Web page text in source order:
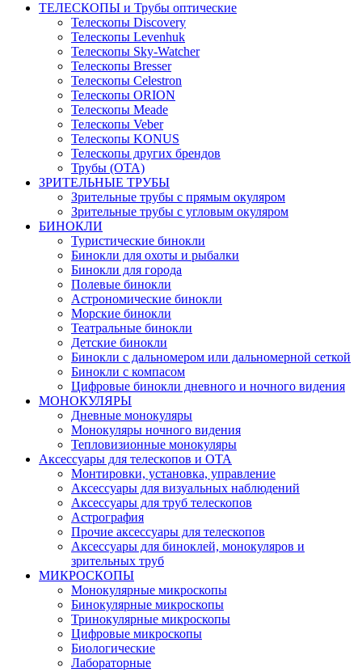
ТЕЛЕСКОПЫ и Трубы оптические
Телескопы Discovery
Телескопы Levenhuk
Телескопы Sky-Watcher
Телескопы Bresser
Телескопы Celestron
Телескопы ORION
Телескопы Meade
Телескопы Veber
Телескопы KONUS
Телескопы других брендов
Трубы (ОТА)
ЗРИТЕЛЬНЫЕ ТРУБЫ
Зрительные трубы с прямым окуляром
Зрительные трубы с угловым окуляром
БИНОКЛИ
Туристические бинокли
Бинокли для охоты и рыбалки
Бинокли для города
Полевые бинокли
Астрономические бинокли
Морские бинокли
Театральные бинокли
Детские бинокли
Бинокли с дальномером или дальномерной сеткой
Бинокли с компасом
Цифровые бинокли дневного и ночного видения
МОНОКУЛЯРЫ
Дневные монокуляры
Монокуляры ночного видения
Тепловизионные монокуляры
Аксессуары для телескопов и ОТА
Монтировки, установка, управление
Аксессуары для визуальных наблюдений
Аксессуары для труб телескопов
Астрография
Прочие аксессуары для телескопов
Аксессуары для биноклей, монокуляров и
зрительных труб
МИКРОСКОПЫ
Монокулярные микроскопы
Бинокулярные микроскопы
Тринокулярные микроскопы
Цифровые микроскопы
Биологические
Лабораторные